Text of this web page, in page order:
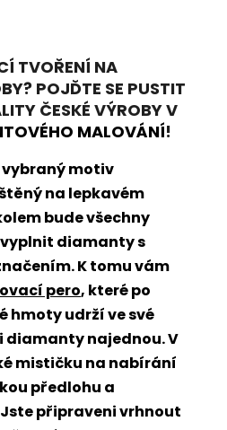
TVOŘENÍ NA
POJĎTE SE PUSTIT
ČESKÉ VÝROBY V
MALOVÁNÍ!
vybraný motiv
na lepkavém
bude všechny
diamanty s
K tomu vám
pero, které po
hmoty udrží ve své
diamanty najednou. V
mističku na nabírání
předlohu a
připraveni vrhnout